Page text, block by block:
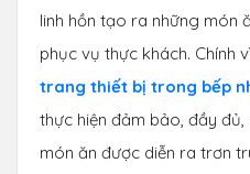
linh hồn tạo ra những món
phục vụ thực khách. Chính
trang thiết bị trong bếp
thực hiện đảm bảo, đầy
món ăn được diễn ra trơn